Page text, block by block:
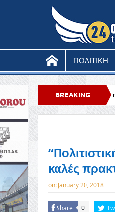
ΠΟΛΙΤΙΚΗ
BREAKING
NEWS
Υπό έλεγχο η πυρκαγιά στη
καλές
on: January 20, 2018
Share 0